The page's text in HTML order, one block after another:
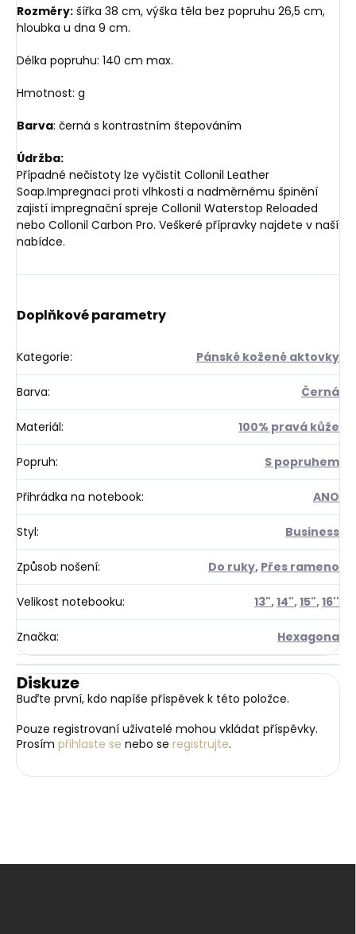
Rozměry: šířka 38 cm, výška těla bez popruhu 26,5 cm,
hloubka u dna 9 cm.
Délka popruhu: 140 cm max.
Hmotnost: g
Barva: černá s kontrastním štepováním
Údržba:
Případné nečistoty lze vyčistit Collonil Leather
Soap.Impregnaci proti vlhkosti a nadměrnému špinění
zajistí impregnační spreje Collonil Waterstop Reloaded
nebo Collonil Carbon Pro. Veškeré přípravky najdete v naší
nabídce.
Doplňkové parametry
Kategorie: Pánské kožené aktovky
Barva: Černá
Materiál: 100% pravá kůže
Popruh: S popruhem
Přihrádka na notebook: ANO
Styl: Business
Způsob nošení: Do ruky, Přes rameno
Velikost notebooku: 13",14",15",16''
Značka: Hexagona
Diskuze
Buďte první, kdo napíše příspěvek k této položce.
Pouze registrovaní uživatelé mohou vkládat příspěvky.
Prosím přihlaste se nebo se registrujte.